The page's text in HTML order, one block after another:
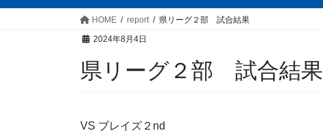
ッ
移
HOME report
県リーグ２部 試合結果
2024年8月4日
県リーグ２部 試合結果
VS ブレイズ２nd